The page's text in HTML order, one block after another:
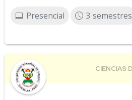
Presencial 3 semestres